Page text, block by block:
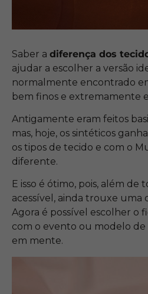
Saber a diferença dos
ajudar a escolher a versão
normalmente encontrado
bem finos e extremamente
Antigamente eram feitos
mas, hoje, os sintéticos
os tipos de tecido e com o
diferente.
E isso é ótimo, pois, além de
acessível, ainda trouxe uma
Agora é possível escolher o
com o evento ou modelo
em mente.